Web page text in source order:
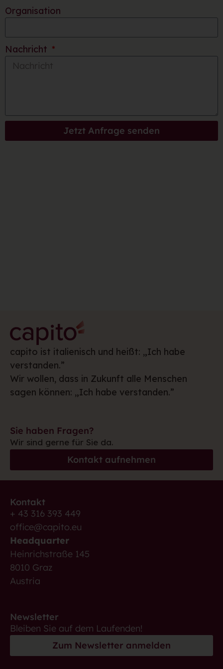
Organisation
Nachricht
Jetzt Anfrage senden
capito ist italienisch und heißt: „Ich habe
verstanden.”
Wir wollen, dass in Zukunft alle Menschen
sagen können: „Ich habe verstanden.”
Sie haben Fragen?
Wir sind gerne für Sie da.
Kontakt aufnehmen
Kontakt
+ 43 316 393 449
office@capito.eu
Headquarter
Heinrichstraße 145
8010 Graz
Austria
Newsletter
Bleiben Sie auf dem Laufenden!
Zum Newsletter anmelden